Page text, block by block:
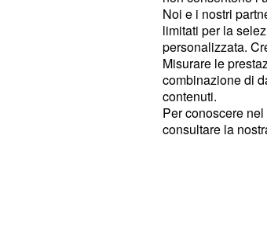
trovare l'intesa per
contrattuale.
La
Dybala un
all'anno
Nei prossimi giorni
Dybala, dovrebbe
Noi e i nostri
limitati per la
personalizzata.
Misurare le
combinazione di
contenuti.
Per conoscere
consultare la